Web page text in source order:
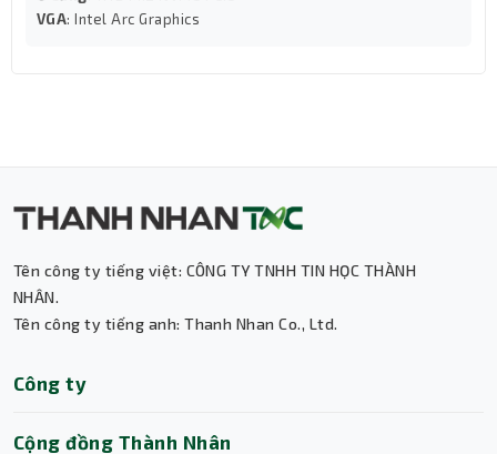
các nhà thiết kế và chuyên gia thị giác máy tính.
VGA: Intel Arc Graphics
Tên công ty tiếng việt: CÔNG TY TNHH TIN HỌC THÀNH
NHÂN.
Tên công ty tiếng anh: Thanh Nhan Co., Ltd.
Công ty
Cộng đồng Thành Nhân